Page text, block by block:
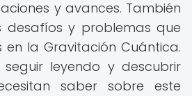
y avances. También
desafíos y problemas que
la Gravitación Cuántica.
seguir leyendo y descubrir
saber sobre este